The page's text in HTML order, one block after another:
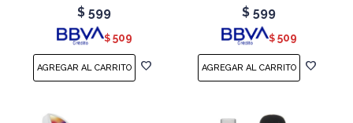
$ 599
$ 509
$ 599
$ 509